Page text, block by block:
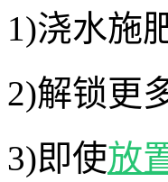
1)浇水施
2)解锁更
3)即使放